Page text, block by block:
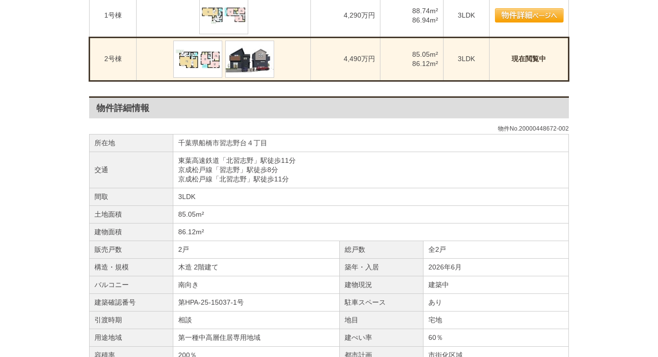
1号棟 4,290万円
88.74m²
86.94m²
3LDK
2号棟 4,490万円
85.05m²
86.12m²
3LDK 現在閲覧中
物件詳細情報
物件No.20000448672-002
所在地 千葉県船橋市習志野台４丁目
交通
東葉高速鉄道「北習志野」駅徒歩11分
京成松戸線「習志野」駅徒歩8分
京成松戸線「北習志野」駅徒歩11分
間取 3LDK
土地面積 85.05m²
建物面積 86.12m²
販売戸数 2戸 総戸数 全2戸
構造・規模 木造 2階建て 築年・入居 2026年6月
バルコニー 南向き 建物現況 建築中
建築確認番号 第HPA-25-15037-1号 駐車スペース あり
引渡時期 相談 地目 宅地
用途地域 第一種中高層住居専用地域 建ぺい率 60％
容積率 200％ 都市計画 市街化区域